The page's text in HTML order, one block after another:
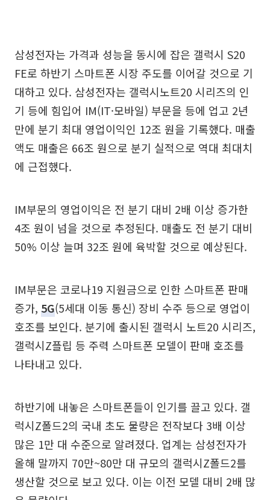
삼성전자는 가격과 성능을 동시에 잡은 갤럭시 S20
FE로 하반기 스마트폰 시장 주도를 이어갈 것으로 기
대하고 있다. 삼성전자는 갤럭시노트20 시리즈의 인
기 등에 힘입어 IM(IT·모바일) 부문을 등에 업고 2년
만에 분기 최대 영업이익인 12조 원을 기록했다. 매출
액도 매출은 66조 원으로 분기 실적으로 역대 최대치
에 근접했다.
IM부문의 영업이익은 전 분기 대비 2배 이상 증가한
4조 원이 넘을 것으로 추정된다. 매출도 전 분기 대비
50% 이상 늘며 32조 원에 육박할 것으로 예상된다.
IM부문은 코로나19 지원금으로 인한 스마트폰 판매
증가, 5G(5세대 이동 통신) 장비 수주 등으로 영업이
호조를 보인다. 분기에 출시된 갤럭시 노트20 시리즈,
갤럭시Z플립 등 주력 스마트폰 모델이 판매 호조를
나타내고 있다.
하반기에 내놓은 스마트폰들이 인기를 끌고 있다. 갤
럭시Z폴드2의 국내 초도 물량은 전작보다 3배 이상
많은 1만 대 수준으로 알려졌다. 업계는 삼성전자가
올해 말까지 70만~80만 대 규모의 갤럭시Z폴드2를
생산할 것으로 보고 있다. 이는 이전 모델 대비 2배 많